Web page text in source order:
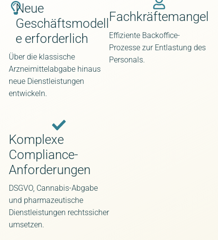
Neue
Geschäftsmodell
e erforderlich
Über die klassische
Arzneimittelabgabe hinaus
neue Dienstleistungen
entwickeln.
Komplexe
Compliance-
Anforderungen
DSGVO, Cannabis-Abgabe
und pharmazeutische
Dienstleistungen rechtssicher
umsetzen.
Fachkräftemangel
Effiziente Backoffice-
Prozesse zur Entlastung des
Personals.